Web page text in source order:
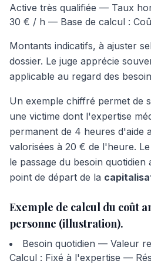
Active très qualifiée — Taux
30 € / h — Base de calcul :
Montants indicatifs, à ajuster
dossier. Le juge apprécie
applicable au regard des
Un exemple chiffré permet de
une victime dont l'expertise
permanent de 4 heures d'aide
valorisées à 20 € de l'heure.
le passage du besoin
point de départ de la
Exemple de calcul du coût
personne (illustration).
Besoin quotidien — Valeur
Calcul : Fixé à l'expertise —